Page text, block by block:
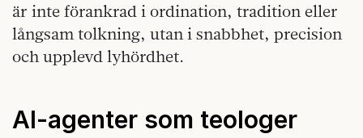
är inte förankrad i ordination, tradition eller
långsam tolkning, utan i snabbhet, precision
och upplevd lyhördhet.
AI-agenter som teologer